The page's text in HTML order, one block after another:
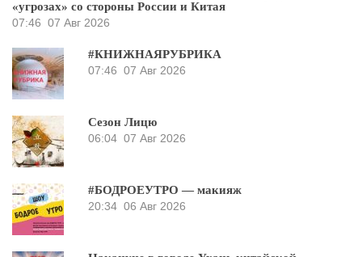
«угрозах» со стороны России и Китая
07:46 07 Авг 2026
#КНИЖНАЯРУБРИКА
07:46 07 Авг 2026
Сезон Лицю
06:04 07 Авг 2026
#БОДРОЕУТРО — макияж
20:34 06 Авг 2026